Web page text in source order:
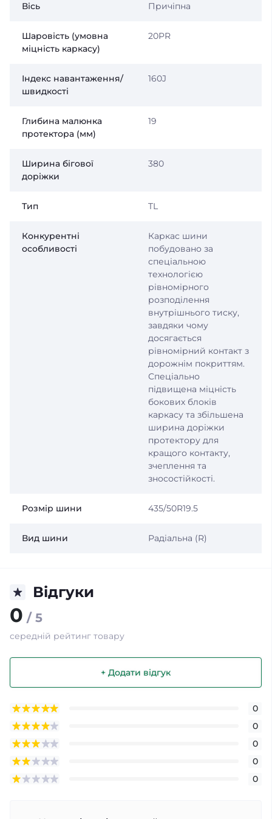
Вісь Причіпна
Шаровість (умовна
міцність каркасу)
20PR
Індекс навантаження/
швидкості
160J
Глибина малюнка
протектора (мм)
19
Ширина бігової
доріжки
380
Тип TL
Конкурентні
особливості
Каркас шини
побудовано за
спеціальною
технологією
рівномірного
розподілення
внутрішнього тиску,
завдяки чому
досягається
рівномірний контакт з
дорожнім покриттям.
Спеціально
підвищена міцність
бокових блоків
каркасу та збільшена
ширина доріжки
протектору для
кращого контакту,
зчеплення та
зносостійкості.
Розмір шини 435/50R19.5
Вид шини Радіальна (R)
Відгуки
0 / 5
середній рейтинг товару
+ Додати відгук
0
0
0
0
0